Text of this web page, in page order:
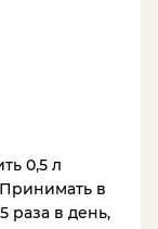
0,5 л
Принимать в
раза в день,